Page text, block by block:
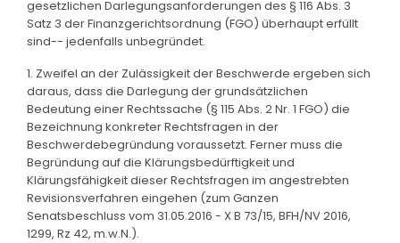
gesetzlichen Darlegungsanforderungen des § 116 Abs. 3
Satz 3 der Finanzgerichtsordnung (FGO) überhaupt erfüllt
sind-- jedenfalls unbegründet.
1. Zweifel an der Zulässigkeit der Beschwerde ergeben sich
daraus, dass die Darlegung der grundsätzlichen
Bedeutung einer Rechtssache (§ 115 Abs. 2 Nr. 1 FGO) die
Bezeichnung konkreter Rechtsfragen in der
Beschwerdebegründung voraussetzt. Ferner muss die
Begründung auf die Klärungsbedürftigkeit und
Klärungsfähigkeit dieser Rechtsfragen im angestrebten
Revisionsverfahren eingehen (zum Ganzen
Senatsbeschluss vom 31.05.2016 - X B 73/15, BFH/NV 2016,
1299, Rz 42, m.w.N.).